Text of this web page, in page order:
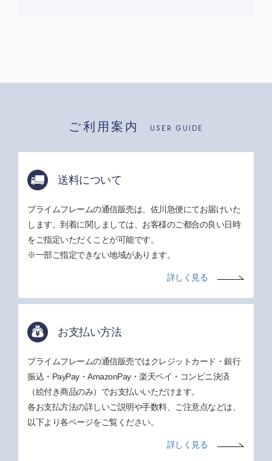
ご利用案内 USER GUIDE
送料について
プライムフレームの通信販売は、佐川急便にてお届けいた
します。到着に関しましては、お客様のご都合の良い日時
をご指定いただくことが可能です。
※一部ご指定できない地域があります。
詳しく見る
お支払い方法
プライムフレームの通信販売ではクレジットカード・銀行
振込・PayPay・AmazonPay・楽天ペイ・コンビニ決済
（絵付き商品のみ）でお支払いいただけます。
各お支払方法の詳しいご説明や手数料、ご注意点などは、
以下より各ページをご覧ください。
詳しく見る